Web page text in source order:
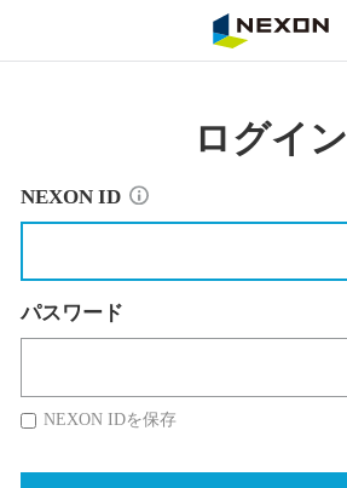
ログイン
NEXON ID
パスワード
NEXON IDを保存